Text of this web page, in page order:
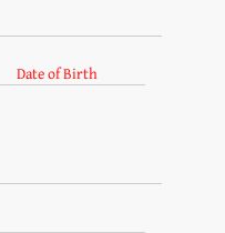
Date of Birth